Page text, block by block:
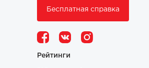
Бесплатная справка
Рейтинги